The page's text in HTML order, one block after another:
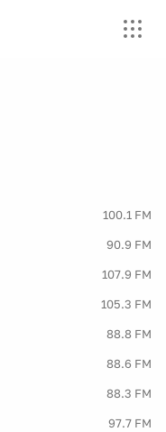
100.1 FM
90.9 FM
107.9 FM
105.3 FM
88.8 FM
88.6 FM
88.3 FM
97.7 FM